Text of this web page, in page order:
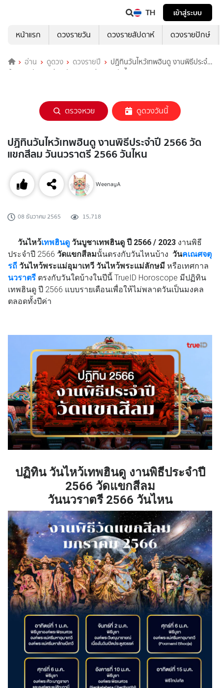
TH
เข้าสู่ระบบ
หน้าแรก
ดวงรายวัน ดวงรายสัปดาห์ ดวงรายปักษ์
อ่าน ดูดวง ดวงรายปี
ปฏิทินวันไหว้เทพฮินดู งานพิธีประจํา
ปี 2566 วัดแขกสีลม วันนวราตรี 2566 วันไหน
ตรวจหวย ดูดวงวันนี้
ปฏิทินวันไหว้เทพฮินดู งานพิธีประจําปี 2566 วัด
แขกสีลม วันนวราตรี 2566 วันไหน
WeenayA
08 ธันวาคม 2565 15,718
วันไหว้เทพฮินดู วันบูชาเทพฮินดู ปี 2566 / 2023 งานพิธี
ประจําปี 2566 วัดแขกสีลมนั้นตรงกับวันไหนบ้าง วันคเณศจตุ
รถี วันไหว้พระแม่อุมาเทวี วันไหว้พระแม่ลักษมี หรือเทศกาล
นวราตรี ตรงกับวันใดบ้างในปีนี้ TrueID Horoscope มีปฏิทิน
เทพฮินดู ปี 2566 แบบรายเดือนเพื่อให้ไม่พลาดวันเป็นมงคล
ตลอดทั้งปีค่า
ปฏิทิน วันไหว้เทพฮินดู งานพิธีประจําปี
2566 วัดแขกสีลม
วันนวราตรี 2566 วันไหน